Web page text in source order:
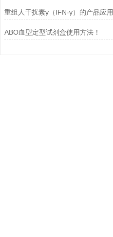
重组人干扰素γ（IFN-γ）的产品应用
ABO血型定型试剂盒使用方法！